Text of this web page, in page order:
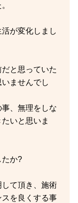
が変化しまし
と思っていた
ませんでし
、無理をしな
いと思いま
たか?
て頂き、施術
を良くする事